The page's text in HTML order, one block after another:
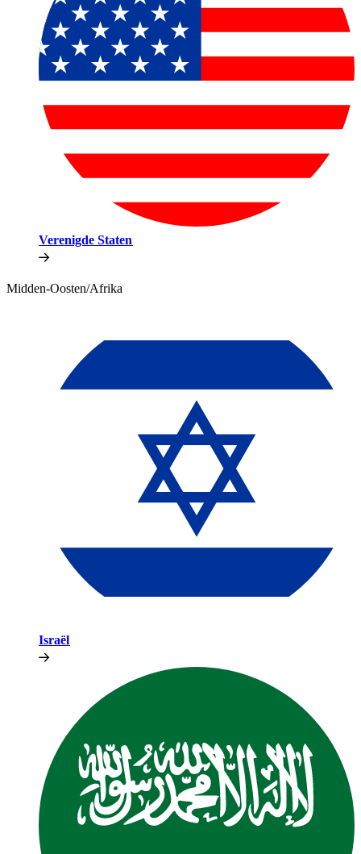
Verenigde Staten​​
Midden-Oosten/Afrika​​
Israël​​